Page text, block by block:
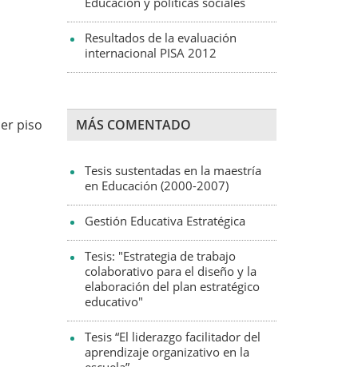
piso
Resultados de la evaluación
internacional PISA 2012
MÁS COMENTADO
Tesis sustentadas en la maestría
en Educación (2000-2007)
Gestión Educativa Estratégica
Tesis: "Estrategia de trabajo
colaborativo para el diseño y la
elaboración del plan estratégico
educativo"
Tesis “El liderazgo facilitador del
aprendizaje organizativo en la